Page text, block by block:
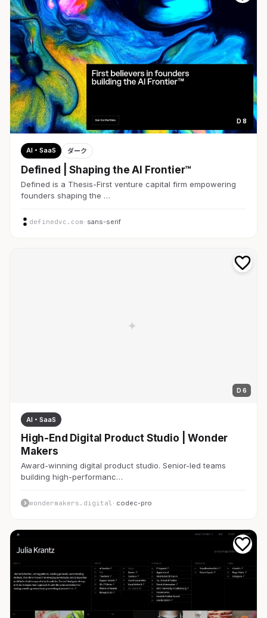
D 8
AI・SaaS ダーク
Defined | Shaping the AI Frontier™
Defined is a Thesis-First venture capital firm empowering
founders shaping the …
definedvc.com· sans-serif
D 6
AI・SaaS
High-End Digital Product Studio | Wonder
Makers
Award-winning digital product studio. Senior-led teams
building high-performanc…
wondermakers.digital · codec-pro